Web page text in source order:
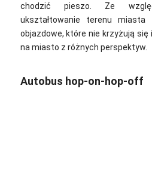
chodzić pieszo. Ze
ukształtowanie terenu
objazdowe, które nie krzyżują się
na miasto z różnych perspektyw.
Autobus hop-on-hop-off